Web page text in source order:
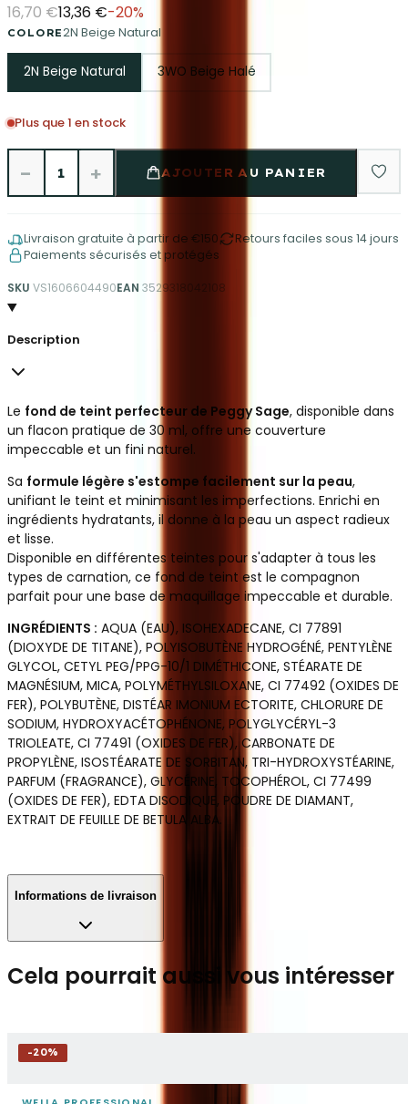
16,70 €13,36 €-20%
COLORE2N Beige Natural
2N Beige Natural 3WO Beige Halé
Plus que 1 en stock
− 1 + AJOUTER AU PANIER
Livraison gratuite à partir de €150
Retours faciles sous 14 jours
Paiements sécurisés et protégés
SKU VS1606604490EAN 3529318042108
Description
Le fond de teint perfecteur de Peggy Sage, disponible dans
un flacon pratique de 30 ml, offre une couverture
impeccable et un fini naturel.
Sa formule légère s'estompe facilement sur la peau,
unifiant le teint et minimisant les imperfections. Enrichi en
ingrédients hydratants, il donne à la peau un aspect radieux
et lisse.
Disponible en différentes teintes pour s'adapter à tous les
types de carnation, ce fond de teint est le compagnon
parfait pour une base de maquillage impeccable et durable.
INGRÉDIENTS : AQUA (EAU), ISOHEXADECANE, CI 77891
(DIOXYDE DE TITANE), POLYISOBUTÈNE HYDROGÉNÉ, PENTYLÈNE
GLYCOL, CETYL PEG/PPG-10/1 DIMÉTHICONE, STÉARATE DE
MAGNÉSIUM, MICA, POLYMÉTHYLSILOXANE, CI 77492 (OXIDES DE
FER), POLYBUTÈNE, DISTÉAR IMONIUM ECTORITE, CHLORURE DE
SODIUM, HYDROXYACÉTOPHÉNONE, POLYGLYCÉRYL-3
TRIOLEATE, CI 77491 (OXIDES DE FER), CARBONATE DE
PROPYLÈNE, ISOSTÉARATE DE SORBITAN, TRI-HYDROXYSTÉARINE,
PARFUM (FRAGRANCE), GLYCÉRINE, TOCOPHÉROL, CI 77499
(OXIDES DE FER), EDTA DISODIQUE, POUDRE DE DIAMANT,
EXTRAIT DE FEUILLE DE BETULA ALBA.
Informations de livraison
Cela pourrait aussi vous intéresser
-20%